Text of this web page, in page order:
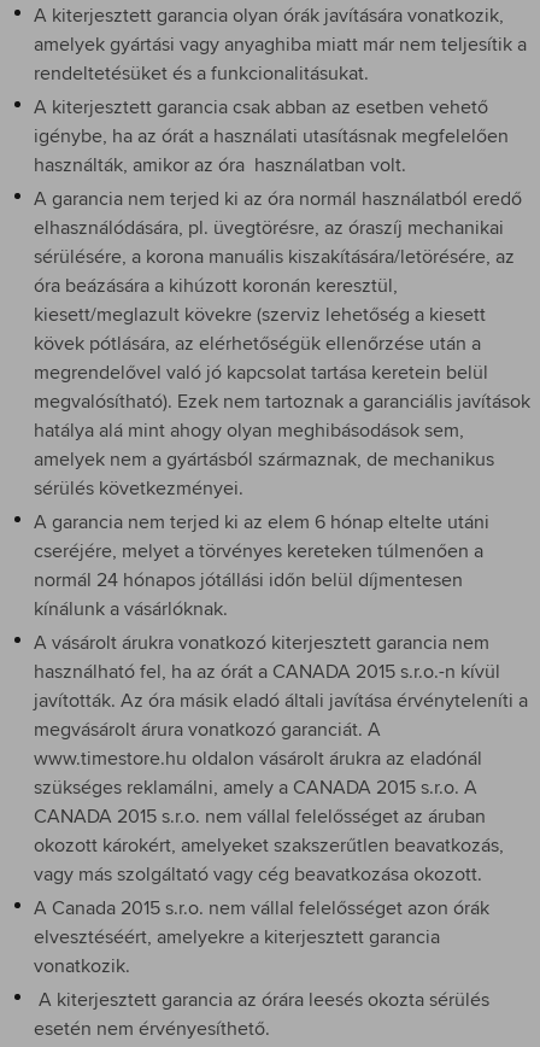
A kiterjesztett garancia olyan órák javítására vonatkozik,
amelyek gyártási vagy anyaghiba miatt már nem teljesítik a
rendeltetésüket és a funkcionalitásukat.
A kiterjesztett garancia csak abban az esetben vehető
igénybe, ha az órát a használati utasításnak megfelelően
használták, amikor az óra használatban volt.
A garancia nem terjed ki az óra normál használatból eredő
elhasználódására, pl. üvegtörésre, az óraszíj mechanikai
sérülésére, a korona manuális kiszakítására/letörésére, az
óra beázására a kihúzott koronán keresztül,
kiesett/meglazult kövekre (szerviz lehetőség a kiesett
kövek pótlására, az elérhetőségük ellenőrzése után a
megrendelővel való jó kapcsolat tartása keretein belül
megvalósítható). Ezek nem tartoznak a garanciális javítások
hatálya alá mint ahogy olyan meghibásodások sem,
amelyek nem a gyártásból származnak, de mechanikus
sérülés következményei.
A garancia nem terjed ki az elem 6 hónap eltelte utáni
cseréjére, melyet a törvényes kereteken túlmenően a
normál 24 hónapos jótállási időn belül díjmentesen
kínálunk a vásárlóknak.
A vásárolt árukra vonatkozó kiterjesztett garancia nem
használható fel, ha az órát a CANADA 2015 s.r.o.-n kívül
javították. Az óra másik eladó általi javítása érvényteleníti a
megvásárolt árura vonatkozó garanciát. A
www.timestore.hu oldalon vásárolt árukra az eladónál
szükséges reklamálni, amely a CANADA 2015 s.r.o. A
CANADA 2015 s.r.o. nem vállal felelősséget az áruban
okozott károkért, amelyeket szakszerűtlen beavatkozás,
vagy más szolgáltató vagy cég beavatkozása okozott.
A Canada 2015 s.r.o. nem vállal felelősséget azon órák
elvesztéséért, amelyekre a kiterjesztett garancia
vonatkozik.
A kiterjesztett garancia az órára leesés okozta sérülés
esetén nem érvényesíthető.